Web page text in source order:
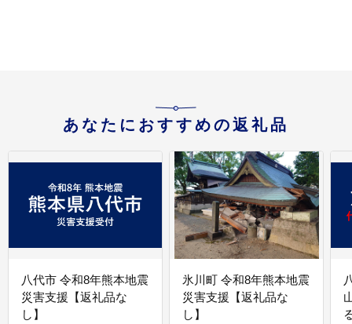
あなたにおすすめの返礼品
八代市 令和8年熊本地震
災害支援【返礼品な
し】
氷川町 令和8年熊本地震
災害支援【返礼品な
し】